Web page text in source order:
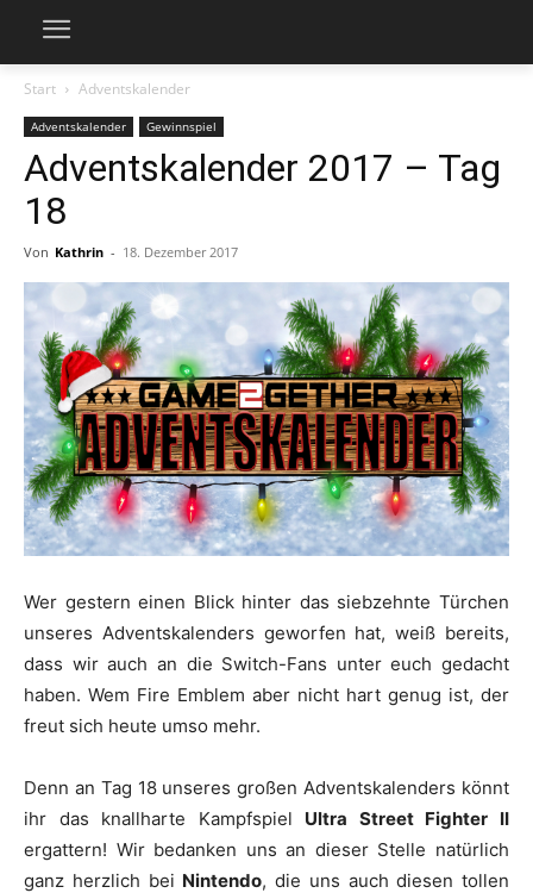
Start Adventskalender
Adventskalender Gewinnspiel
Adventskalender 2017 – Tag
18
Von Kathrin - 18. Dezember 2017
Wer gestern einen Blick hinter das siebzehnte Türchen
unseres Adventskalenders geworfen hat, weiß bereits,
dass wir auch an die Switch-Fans unter euch gedacht
haben. Wem Fire Emblem aber nicht hart genug ist, der
freut sich heute umso mehr.
Denn an Tag 18 unseres großen Adventskalenders könnt
ihr das knallharte Kampfspiel Ultra Street Fighter II
ergattern! Wir bedanken uns an dieser Stelle natürlich
ganz herzlich bei Nintendo, die uns auch diesen tollen